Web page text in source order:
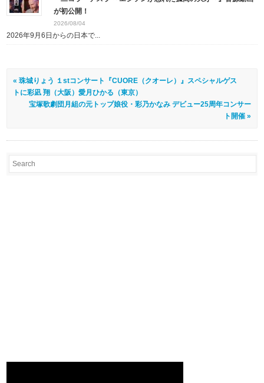
が初公開！
2026/08/04
2026年9月6日からの日本で...
« 珠城りょう １stコンサート『CUORE（クオーレ）』スペシャルゲス
トに彩凪 翔（大阪）愛月ひかる（東京）
宝塚歌劇団月組の元トップ娘役・彩乃かなみ デビュー25周年コンサー
ト開催 »